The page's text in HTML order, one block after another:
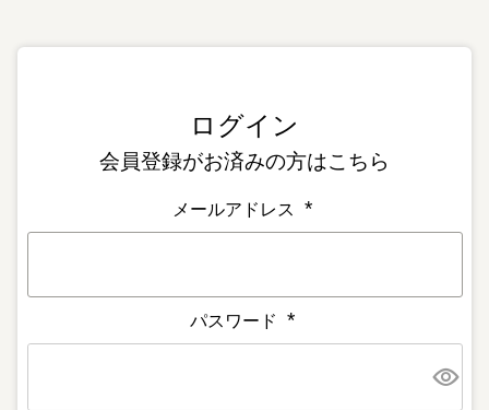
会員登録がお済みの方はこちら
メールアドレス
パスワード
(